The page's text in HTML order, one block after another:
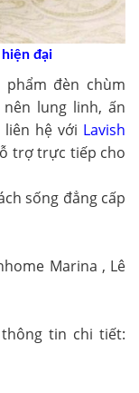
đại
đèn chùm
lung linh, ấn
hệ với Lavish
trợ trực tiếp cho
sống đẳng cấp
Marina , Lê
tin chi tiết: